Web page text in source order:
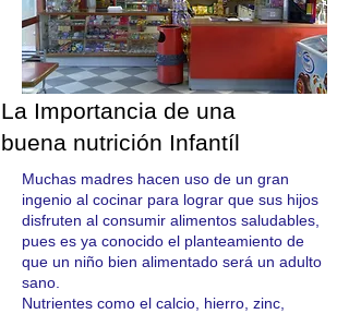
La Importancia de una
buena nutrición Infantíl
Muchas madres hacen uso de un gran
ingenio al cocinar para lograr que sus hijos
disfruten al consumir alimentos saludables,
pues es ya conocido el planteamiento de
que un niño bien alimentado será un adulto
sano.
Nutrientes como el calcio, hierro, zinc,